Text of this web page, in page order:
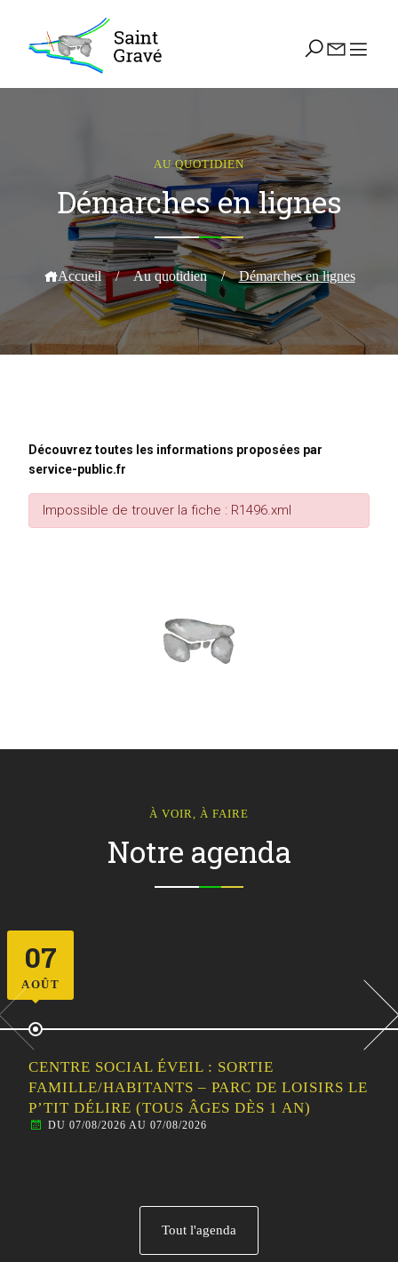
AU QUOTIDIEN
Démarches en lignes
Accueil / Au quotidien / Démarches en lignes
Découvrez toutes les informations proposées par
service-public.fr
Impossible de trouver la fiche : R1496.xml
À VOIR, À FAIRE
Notre agenda
11
AOÛT
CENTRE SOCIAL ÉVEIL : LES ATELIERS EN
FAMILLE / INITIATION AU CIRQUE
DU 11/08/2026 AU 11/08/2026
Tout l'agenda